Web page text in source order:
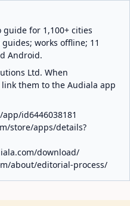
for 1,100+ cities
works offline; 11
Android.
Ltd. When
them to the Audiala app
id6446038181
store/apps/details?
download/
about/editorial-process/